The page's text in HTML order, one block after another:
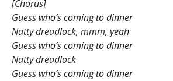
[Chorus]
Guess who’s coming to dinner
Natty dreadlock, mmm, yeah
Guess who’s coming to dinner
Natty dreadlock
Guess who’s coming to dinner